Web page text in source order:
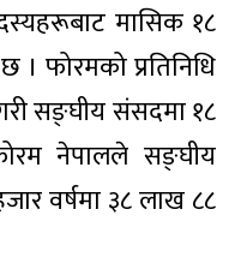
मासिक १८
फोरमको प्रतिनिधि
गरी सङ्घीय संसदमा १८
नेपालले सङ्घीय
वर्षमा ३८ लाख ८८